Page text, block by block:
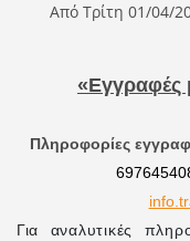
Από Τρίτη 01/04/
«Εγγραφές
Πληροφορίες
Για αναλυτικές